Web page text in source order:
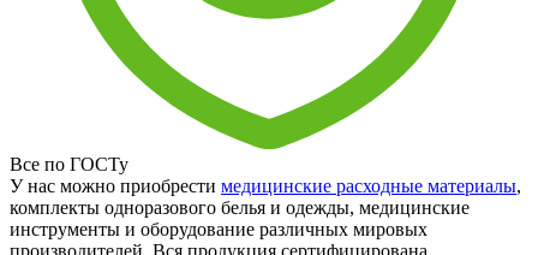
Все по ГОСТу
У нас можно приобрести медицинские расходные материалы,
комплекты одноразового белья и одежды, медицинские
инструменты и оборудование различных мировых
производителей. Вся продукция сертифицирована.